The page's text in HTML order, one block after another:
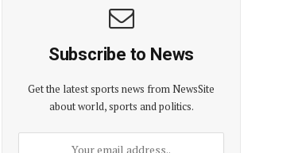
Subscribe to News
Get the latest sports news from NewsSite
about world, sports and politics.